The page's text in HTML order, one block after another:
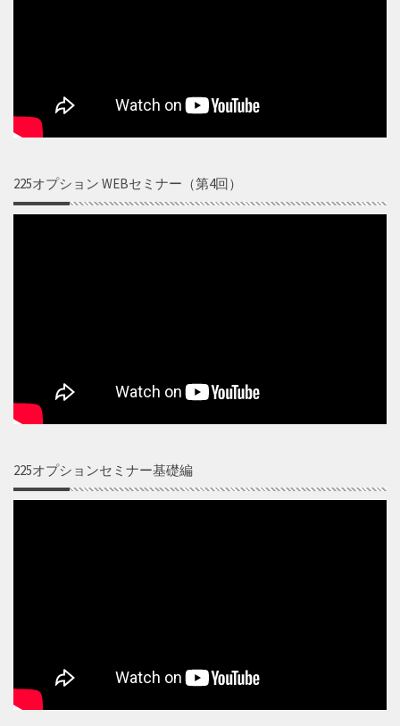
225オプション WEBセミナー（第4回）
225オプションセミナー基礎編